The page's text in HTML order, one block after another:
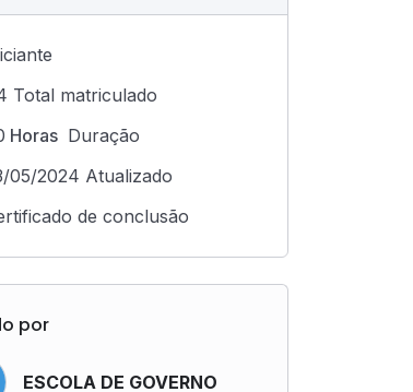
Total matriculado
Horas Duração
05/2024 Atualizado
de conclusão
por
ESCOLA DE GOVERNO